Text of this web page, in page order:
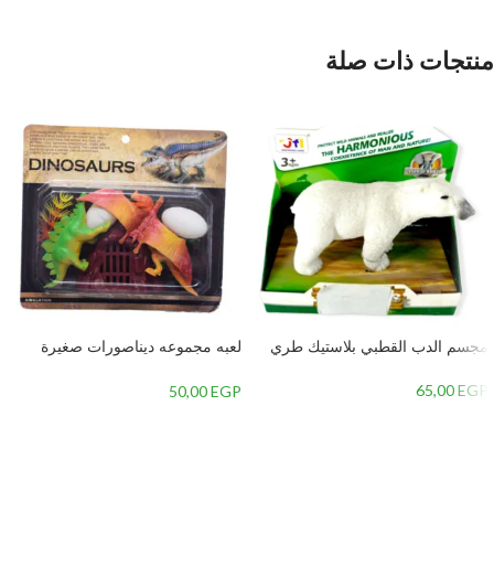
منتجات ذات صلة
مجسم الدب القطبي بلاستيك طري
65,00EGP
لعبه مجموعه ديناصورات صغيرة
50,00EGP